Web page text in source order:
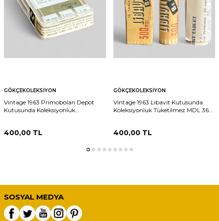
GÖKÇEKOLEKSIYON
Vintage 1963 Primobolan Depot
Kutusunda Koleksiyonluk
400,00 TL
GÖKÇEKOLEKSIYON
Vintage 1963 Libavit Kutusunda
Koleksiyonluk Tüketilmez MDL 367
400,00TL
SOSYAL MEDYA